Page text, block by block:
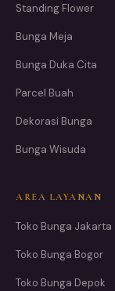
Standing Flower
Bunga Meja
Bunga Duka Cita
Parcel Buah
Dekorasi Bunga
Bunga Wisuda
AREA LAYANAN
Toko Bunga Jakarta
Toko Bunga Bogor
Toko Bunga Depok